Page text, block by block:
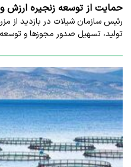
حمایت از توسعه زنجیره ارزش
رئیس سازمان شیلات در بازدید از
تولید، تسهیل صدور مجوزها و